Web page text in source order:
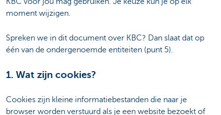
moment wijzigen.
Spreken we in dit document over KBC? Dan slaat dat op
één van de ondergenoemde entiteiten (punt 5).
1. Wat zijn cookies?
Cookies zijn kleine informatiebestanden die naar je
browser worden verstuurd als je een website bezoekt of